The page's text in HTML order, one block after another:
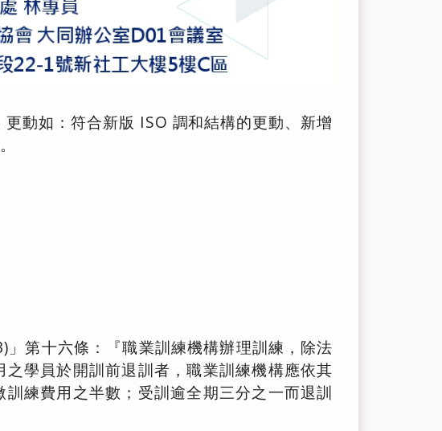
動如：符合新版 ISO 調和結構的更動、新增
第十六條：『職業訓練機構辦理訓練，除法
學員於開訓前退訓者，職業訓練機構應依其
練費用之半數；受訓逾全期三分之一而退訓